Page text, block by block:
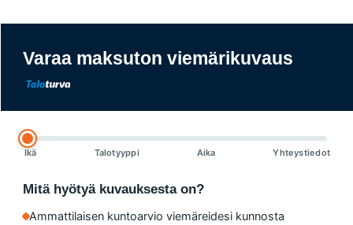
Varaa maksuton viemärikuvaus
Ikä Talotyyppi Aika Yhteystiedot
Mitä hyötyä kuvauksesta on?
Ammattilaisen kuntoarvio viemäreidesi kunnosta